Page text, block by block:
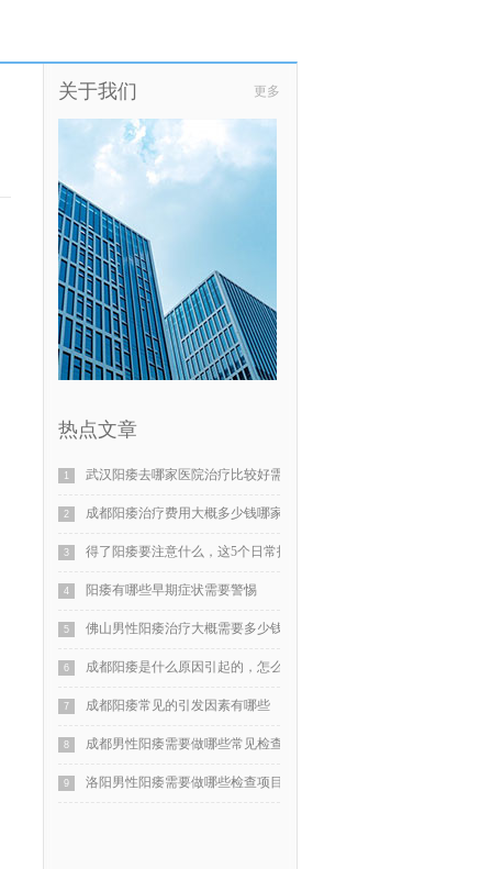
关于我们 更多
热点文章
1 武汉阳痿去哪家医院治疗比较好需要多少钱
2 成都阳痿治疗费用大概多少钱哪家医院比较好
3 得了阳痿要注意什么，这5个日常护理建议值得收藏
4 阳痿有哪些早期症状需要警惕
5 佛山男性阳痿治疗大概需要多少钱
6 成都阳痿是什么原因引起的，怎么治疗
7 成都阳痿常见的引发因素有哪些
8 成都男性阳痿需要做哪些常见检查项目
9 洛阳男性阳痿需要做哪些检查项目